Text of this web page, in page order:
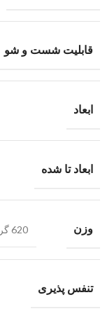
قابلیت شست و شو
ابعاد
ابعاد تا شده
وزن 620 گرم (کمی سنگین‌تر از یک پتوی مسافرتی معمولی)
تنفس پذیری